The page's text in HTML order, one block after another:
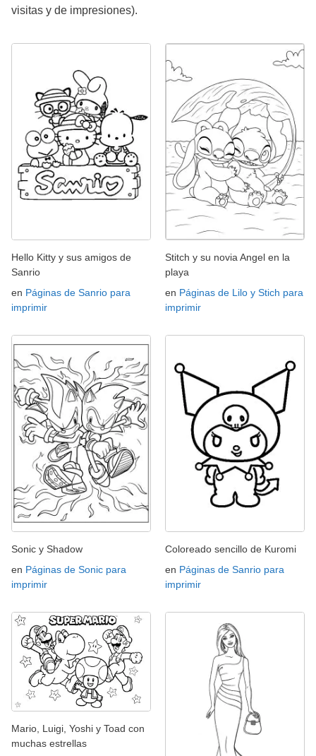
visitas y de impresiones).
Hello Kitty y sus amigos de
Sanrio
en Páginas de Sanrio para
imprimir
Stitch y su novia Angel en la
playa
en Páginas de Lilo y Stich para
imprimir
Sonic y Shadow
en Páginas de Sonic para
imprimir
Coloreado sencillo de Kuromi
en Páginas de Sanrio para
imprimir
Mario, Luigi, Yoshi y Toad con
muchas estrellas